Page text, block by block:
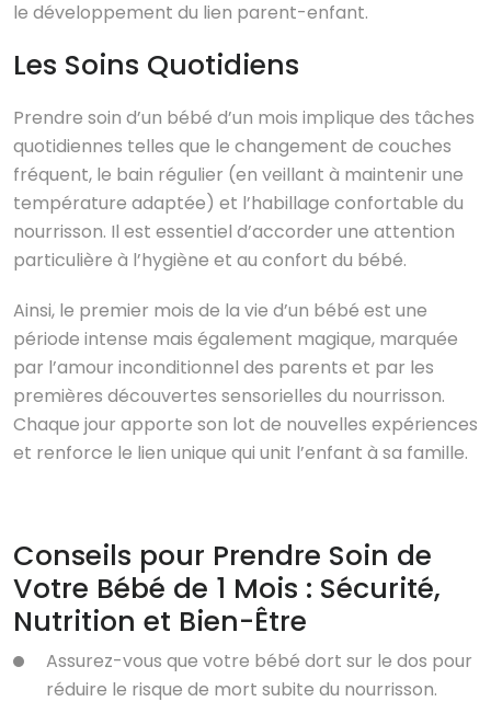
le développement du lien parent-enfant.
Les Soins Quotidiens
Prendre soin d’un bébé d’un mois implique des tâches
quotidiennes telles que le changement de couches
fréquent, le bain régulier (en veillant à maintenir une
température adaptée) et l’habillage confortable du
nourrisson. Il est essentiel d’accorder une attention
particulière à l’hygiène et au confort du bébé.
Ainsi, le premier mois de la vie d’un bébé est une
période intense mais également magique, marquée
par l’amour inconditionnel des parents et par les
premières découvertes sensorielles du nourrisson.
Chaque jour apporte son lot de nouvelles expériences
et renforce le lien unique qui unit l’enfant à sa famille.
Conseils pour Prendre Soin de
Votre Bébé de 1 Mois : Sécurité,
Nutrition et Bien-Être
Assurez-vous que votre bébé dort sur le dos pour
réduire le risque de mort subite du nourrisson.